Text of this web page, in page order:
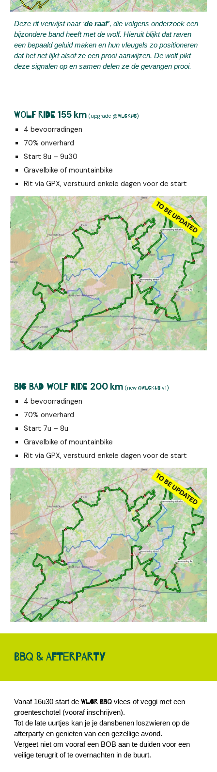
Deze rit verwijst naar ‘de raaf’, die volgens onderzoek een
bijzondere band heeft met de wolf. Hieruit blijkt dat raven
een bepaald geluid maken en hun vleugels zo positioneren
dat het net lijkt alsof ze een prooi aanwijzen. De wolf pikt
deze signalen op en samen delen ze de gevangen prooi.
Wolf Ride155 km (upgrade @WLGR#5)
4 bevoorradingen
70% onverhard
Start 8u –9u30
Gravelbike of mountainbike
Rit via GPX, verstuurd enkele dagen voor de start
big badWolf Ride 200 km (new @WLGR#5v1)
4 bevoorradingen
70% onverhard
Start 7u –8u
Gravelbike of mountainbike
Rit via GPX, verstuurd enkele dagen voor de start
BBQ & Afterparty
Vanaf 16u30 start de WLGR BBQ vlees of veggi met een
groenteschotel (vooraf inschrijven).
Tot de late uurtjes kan je je dansbenen loszwieren op de
afterparty en genieten van een gezellige avond.
Vergeet niet om vooraf een BOB aan te duiden voor een
veilige terugrit of te overnachten in de buurt.